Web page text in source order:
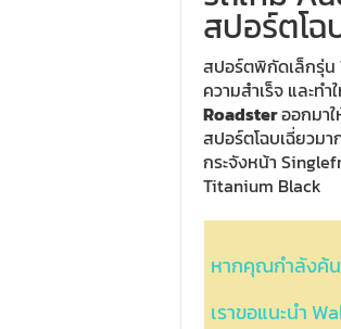
สปอร์ตโฉ
สปอร์ตพิกัดเล็กรุ่น
ความสำเร็จ และท
Roadsterออกมา
สปอร์ตโฉบเฉี่ยวม
กระจังหน้า
Titanium Black
หากคุณกำลังค้
เราขอแนะนำ